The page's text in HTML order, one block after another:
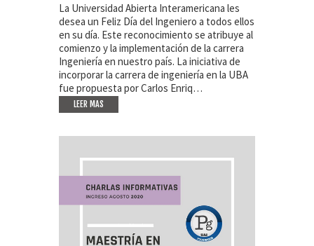
La Universidad Abierta Interamericana les
desea un Feliz Día del Ingeniero a todos ellos
en su día. Este reconocimiento se atribuye al
comienzo y la implementación de la carrera
Ingeniería en nuestro país. La iniciativa de
incorporar la carrera de ingeniería en la UBA
fue propuesta por Carlos Enriq…
LEER MAS